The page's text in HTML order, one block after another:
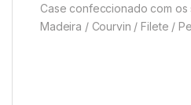
Case confeccionado com os
Madeira / Courvin / Filete /